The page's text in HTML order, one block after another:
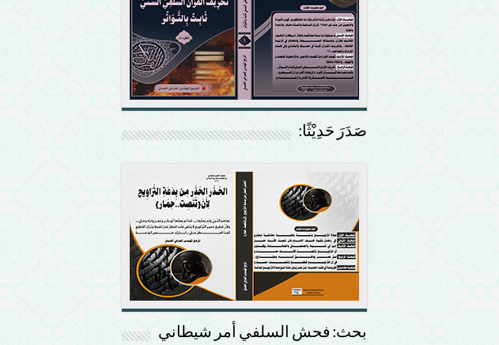
صَدَرَ حَدِيْثًا:
بحث: فحش السلفي أمر شيطاني